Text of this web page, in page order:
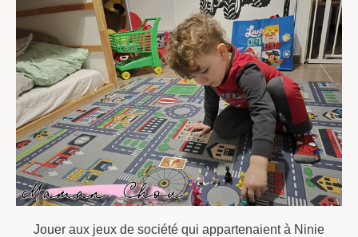
Jouer aux jeux de société qui appartenaient à Ninie